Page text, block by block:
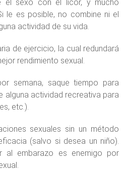
el sexo con el licor, y mucho
le es posible, no combine ni el
actividad de su vida.
de ejercicio, la cual redundará
rendimiento sexual.
semana, saque tiempo para
alguna actividad recreativa para
etc.).
sexuales sin un método
(salvo si desea un niño).
al embarazo es enemigo por